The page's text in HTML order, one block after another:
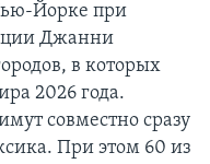
Йорке при
Джанни
в которых
2026 года.
совместно сразу
При этом 60 из